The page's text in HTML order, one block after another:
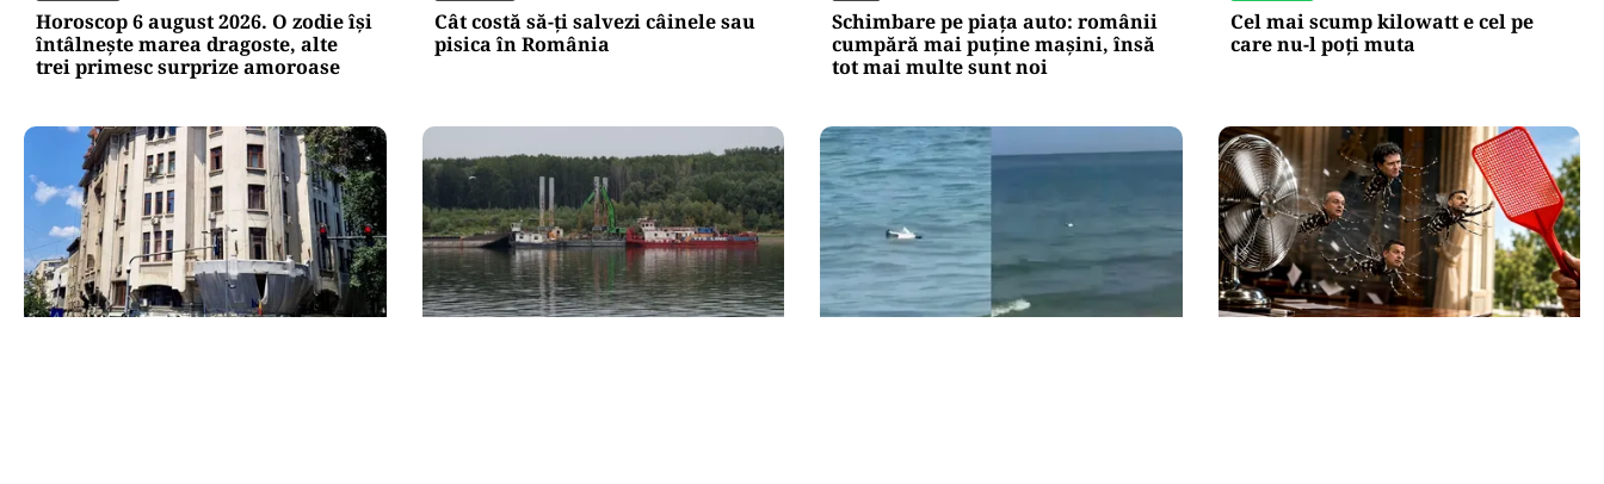
Horoscop 6 august 2026. O zodie își
întâlnește marea dragoste, alte
trei primesc surprize amoroase
Cât costă să-ți salvezi câinele sau
pisica în România
Schimbare pe piața auto: românii
cumpără mai puține mașini, însă
tot mai multe sunt noi
Cel mai scump kilowatt e cel pe
care nu-l poți muta